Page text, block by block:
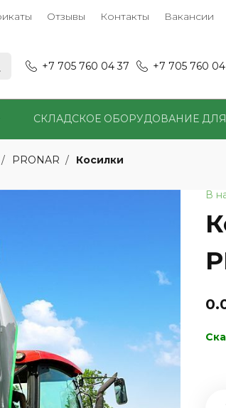
Отзывы Контакты Вакансии
+7 705 760 04 37 +7 705 760
СКЛАДСКОЕ ОБОРУДОВАНИЕ
PRONAR Косилки
В